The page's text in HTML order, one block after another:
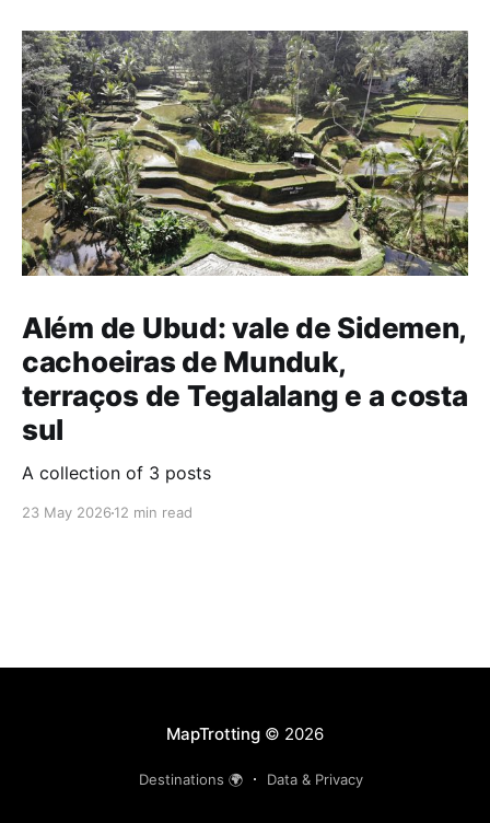
Além de Ubud: vale de Sidemen,
cachoeiras de Munduk,
terraços de Tegalalang e a costa
sul
A collection of 3 posts
23 May 2026 12 min read
MapTrotting© 2026
Destinations 🌍 Data & Privacy